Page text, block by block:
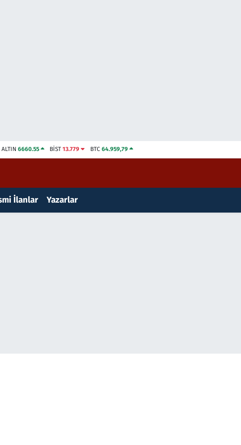
ALTIN 6660.55 BİST13.779 BTC 64.959,79
İlanlar Yazarlar